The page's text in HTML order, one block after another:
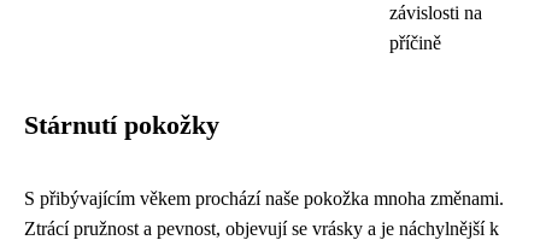
závislosti na
příčině
Stárnutí pokožky
S přibývajícím věkem prochází naše pokožka mnoha změnami.
Ztrácí pružnost a pevnost, objevují se vrásky a je náchylnější k